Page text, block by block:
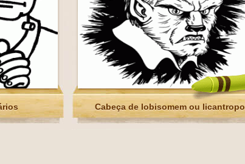
Cabeça de lobisomem ou licantropo